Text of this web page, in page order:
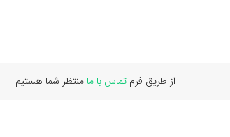
از طریق فرمتماس با ما منتظر شما هستیم